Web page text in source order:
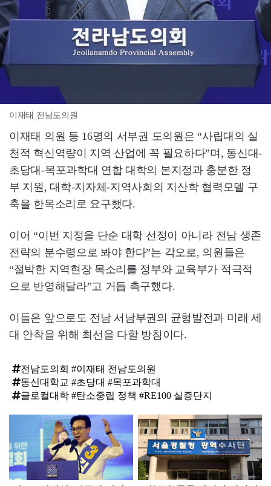
이재태 전남도의원
이재태 의원 등 16명의 서부권 도의원은 “사립대의 실
천적 혁신역량이 지역 산업에 꼭 필요하다”며, 동신대-
초당대-목포과학대 연합 대학의 본지정과 충분한 정
부 지원, 대학-지자체-지역사회의 지산학 협력모델 구
축을 한목소리로 요구했다.
이어 “이번 지정을 단순 대학 선정이 아니라 전남 생존
전략의 분수령으로 봐야 한다”는 각오로, 의원들은
“절박한 지역현장 목소리를 정부와 교육부가 적극적
으로 반영해달라”고 거듭 촉구했다.
이들은 앞으로도 전남 서남부권의 균형발전과 미래 세
대 안착을 위해 최선을 다할 방침이다.
전남도의회 #이재태 전남도의원
동신대학교 #초당대 #목포과학대
글로컬대학 #탄소중립 정책 #RE100 실증단지
인